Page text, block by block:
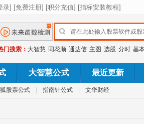
门搜索： 大智慧 同花顺 通达信 主图 选股 分时 基
大智慧公式 最近更新
股票公式 指南针公式 文华财经